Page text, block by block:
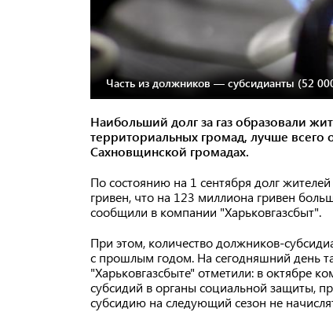
Часть из должников — субсидианты (52
Наибольший долг за газ образовали
территориальных громад, лучше всего
Сахновщинской громадах.
По состоянию на 1 сентября долг
гривен, что на 123 миллиона гривен
сообщили в компании "Харьковгазсбыт".
При этом, количество должников-
с прошлым годом. На сегодняшний день
"Харьковгазсбыте" отметили: в октябре
субсидий в органы социальной защиты,
субсидию на следующий сезон не